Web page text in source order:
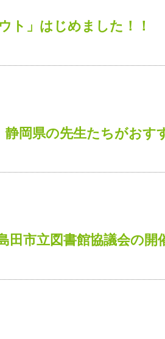
ト」はじめました！！
静岡県の先生たちがお
田市立図書館協議会の開